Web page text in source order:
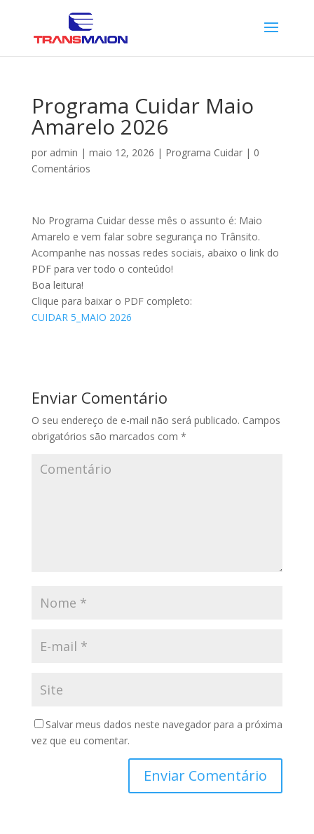
Programa Cuidar Maio
Amarelo 2026
por admin | maio 12, 2026 | Programa Cuidar| 0
Comentários
No Programa Cuidar desse mês o assunto é: Maio
Amarelo e vem falar sobre segurança no Trânsito.
Acompanhe nas nossas redes sociais, abaixo o link do
PDF para ver todo o conteúdo!
Boa leitura!
Clique para baixar o PDF completo:
CUIDAR 5_MAIO 2026
Enviar Comentário
O seu endereço de e-mail não será publicado. Campos
obrigatórios são marcados com *
Salvar meus dados neste navegador para a próxima
vez que eu comentar.